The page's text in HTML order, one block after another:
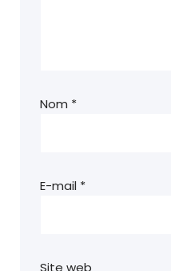
Nom *
E-mail *
Site web